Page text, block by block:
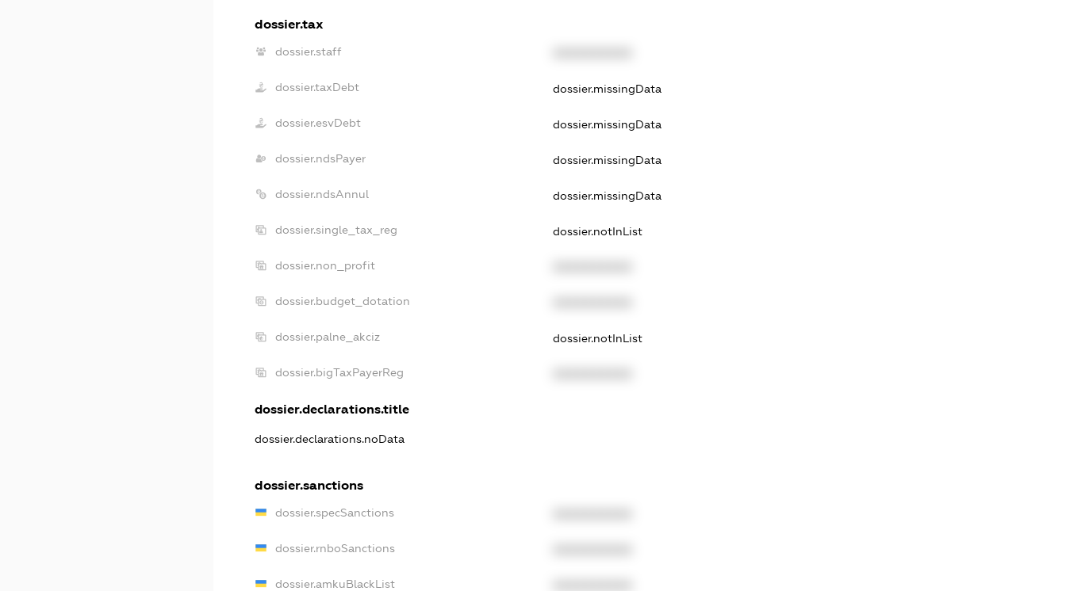
dossier.tax
dossier.staff
dossier.taxDebt dossier.missingData
dossier.esvDebt dossier.missingData
dossier.ndsPayer dossier.missingData
dossier.ndsAnnul dossier.missingData
dossier.single_tax_reg dossier.notInList
dossier.non_profit
dossier.budget_dotation
dossier.palne_akciz dossier.notInList
dossier.bigTaxPayerReg
dossier.declarations.title
dossier.declarations.noData
dossier.sanctions
dossier.specSanctions
dossier.rnboSanctions
dossier.amkuBlackList